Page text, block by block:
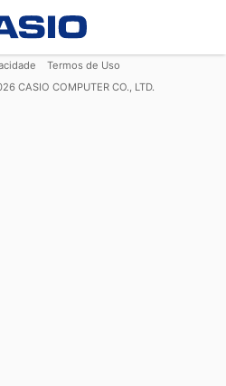
Termos de Uso
CASIO COMPUTER CO., LTD.